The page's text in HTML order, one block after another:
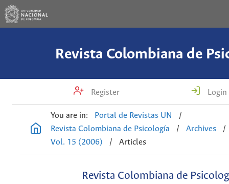
Revista Colombiana de
Register Login
You are in: Portal de Revistas UN
/
Revista Colombiana de Psicología
/ Archives
/
Vol. 15 (2006)
/ Articles
Revista Colombiana de